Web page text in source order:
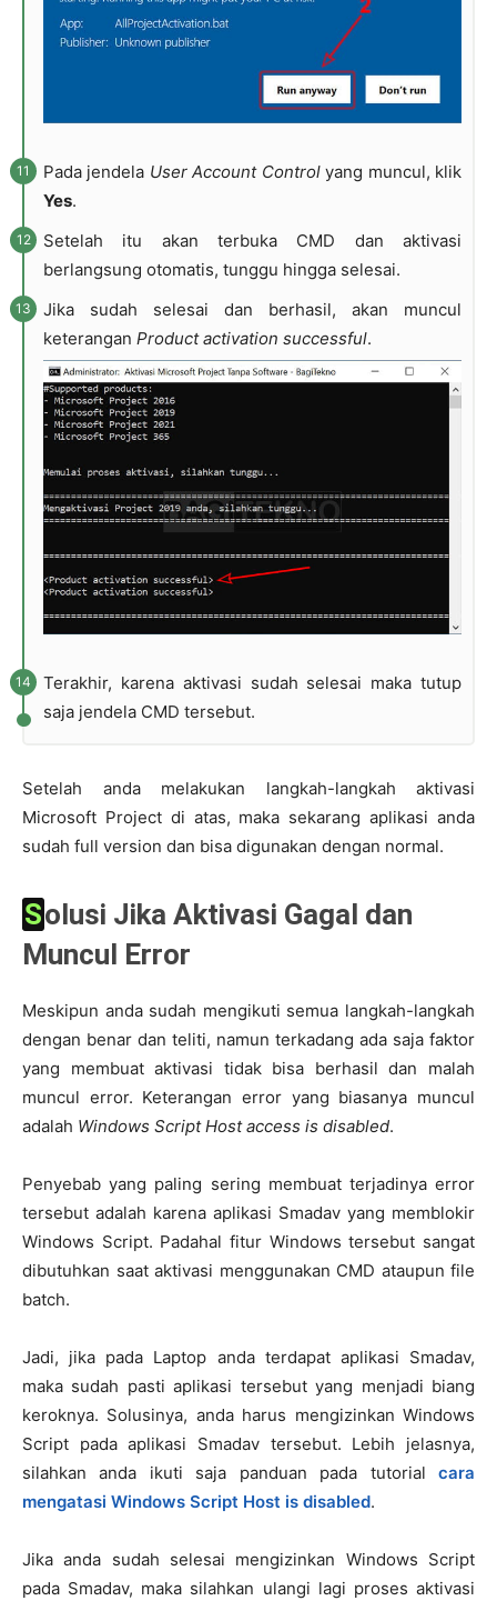
Pada jendela User Account Controlyang muncul, klik
Yes.
Setelah itu akan terbuka CMD dan aktivasi
berlangsung otomatis, tunggu hingga selesai.
Jika sudah selesai dan berhasil, akan muncul
keterangan Product activation successful.
Terakhir, karena aktivasi sudah selesai maka tutup
saja jendela CMD tersebut.
Setelah anda melakukan langkah-langkah aktivasi
Microsoft Project di atas, maka sekarang aplikasi anda
sudah full version dan bisa digunakan dengan normal.
Solusi Jika Aktivasi Gagal dan
Muncul Error
Meskipun anda sudah mengikuti semua langkah-langkah
dengan benar dan teliti, namun terkadang ada saja faktor
yang membuat aktivasi tidak bisa berhasil dan malah
muncul error. Keterangan error yang biasanya muncul
adalah Windows Script Host access is disabled.
Penyebab yang paling sering membuat terjadinya error
tersebut adalah karena aplikasi Smadav yang memblokir
Windows Script. Padahal fitur Windows tersebut sangat
dibutuhkan saat aktivasi menggunakan CMD ataupun file
batch.
Jadi, jika pada Laptop anda terdapat aplikasi Smadav,
maka sudah pasti aplikasi tersebut yang menjadi biang
keroknya. Solusinya, anda harus mengizinkan Windows
Script pada aplikasi Smadav tersebut. Lebih jelasnya,
silahkan anda ikuti saja panduan pada tutorial cara
mengatasi Windows Script Host is disabled.
Jika anda sudah selesai mengizinkan Windows Script
pada Smadav, maka silahkan ulangi lagi proses aktivasi